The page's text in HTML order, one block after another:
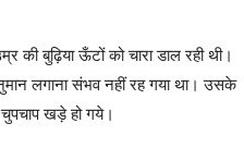
बुढ़िया ऊँटों को चारा डाल रही थी।
लगाना संभव नहीं रह गया था। उसके
खड़े हो गये।